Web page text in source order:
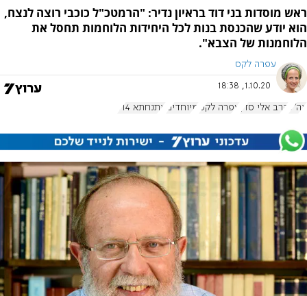
ראש מוסדות בני דוד בראיון נדיר: "הרמטכ"ל כוכבי רוצה לנצח,
הוא יודע שהכנסת בנות לכל היחידות הלוחמות תחסל את
הלוחמנות של הצבא".
עפרה לקס
1.10.20, 18:38
צה"ל הרב אלי סדן עפרה לקס מיוחדים אתנחתא 914